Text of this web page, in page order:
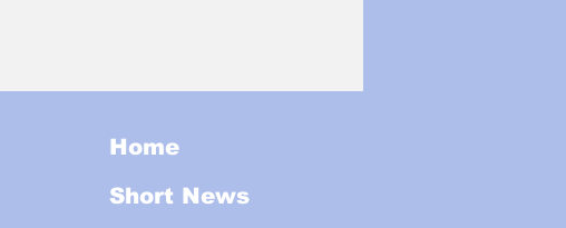
Home
Short News